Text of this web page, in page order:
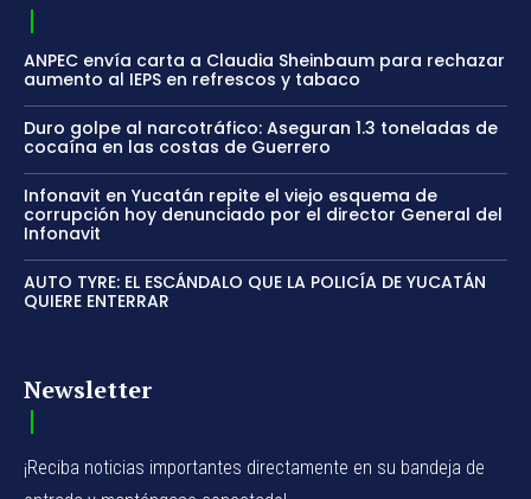
ANPEC envía carta a Claudia Sheinbaum para rechazar
aumento al IEPS en refrescos y tabaco
Duro golpe al narcotráfico: Aseguran 1.3 toneladas de
cocaína en las costas de Guerrero
Infonavit en Yucatán repite el viejo esquema de
corrupción hoy denunciado por el director General del
Infonavit
AUTO TYRE: EL ESCÁNDALO QUE LA POLICÍA DE YUCATÁN
QUIERE ENTERRAR
Newsletter
¡Reciba noticias importantes directamente en su bandeja de